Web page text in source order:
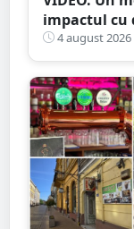
impactul cu
cumplit în
4 august 2026